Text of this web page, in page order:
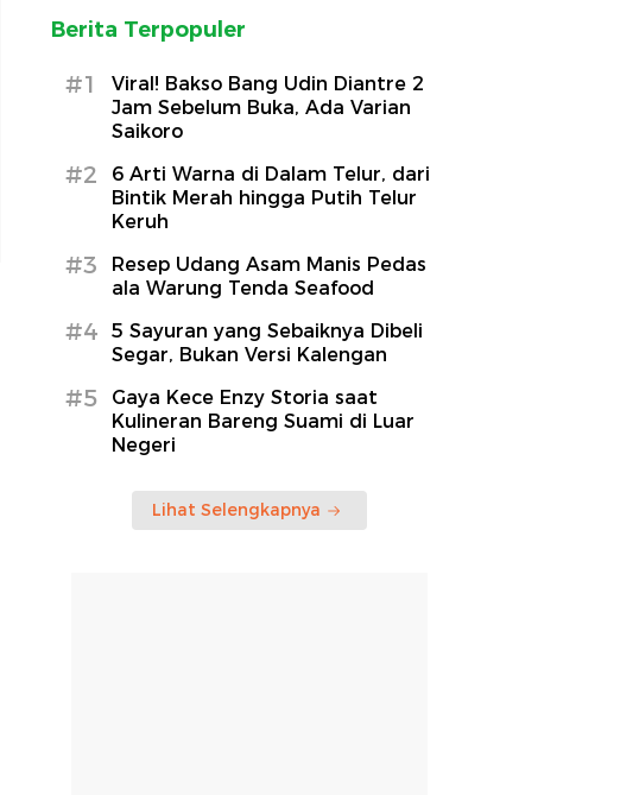
Berita Terpopuler
#1
Viral! Bakso Bang Udin Diantre 2
Jam Sebelum Buka, Ada Varian
Saikoro
#2
6 Arti Warna di Dalam Telur, dari
Bintik Merah hingga Putih Telur
Keruh
#3
Resep Udang Asam Manis Pedas
ala Warung Tenda Seafood
#4
5 Sayuran yang Sebaiknya Dibeli
Segar, Bukan Versi Kalengan
#5
Gaya Kece Enzy Storia saat
Kulineran Bareng Suami di Luar
Negeri
Lihat Selengkapnya